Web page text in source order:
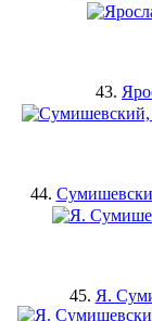
43.
44.
45. Я.